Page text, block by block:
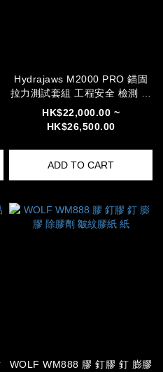
Hydrajaws M2000 PRO 錨固
拉力測試套組 工程安全 檢測 錨
固 拉力 拉
HK$22,000.00 ~
HK$26,500.00
ADD TO CART
WOLF WM888 膠 釘膠 釘 膨膠